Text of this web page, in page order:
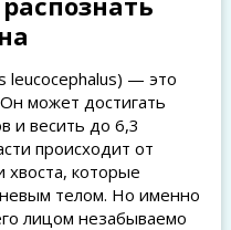
leucocephalus) — это
может достигать
и весить до 6,3
происходит от
которые
телом. Но именно
лицом незабываемо